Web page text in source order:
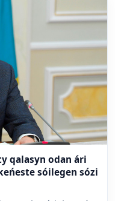
qalasyn odan ári
sóilegen sózi